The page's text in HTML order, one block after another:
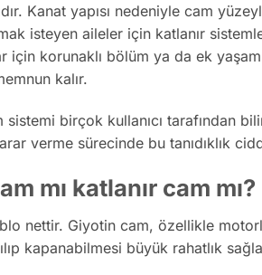
Kanat yapısı nedeniyle cam
isteyen aileler için katlanır
için korunaklı bölüm ya da ek
kalır.
sistemi birçok kullanıcı tarafından
verme sürecinde bu tanıdıklık
mı katlanır cam mı?
nettir. Giyotin cam, özellikle
kapanabilmesi büyük rahatlık